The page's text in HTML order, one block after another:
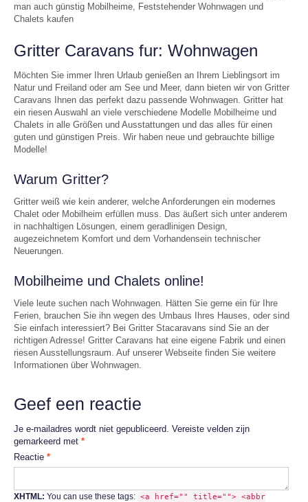
man auch günstig Mobilheime, Feststehender Wohnwagen und
Chalets kaufen
Gritter Caravans fur: Wohnwagen
Möchten Sie immer Ihren Urlaub genießen an Ihrem Lieblingsort im
Natur und Freiland oder am See und Meer, dann bieten wir von Gritter
Caravans Ihnen das perfekt dazu passende Wohnwagen. Gritter hat
ein riesen Auswahl an viele verschiedene Modelle Mobilheime und
Chalets in alle Größen und Ausstattungen und das alles für einen
guten und günstigen Preis. Wir haben neue und gebrauchte billige
Modelle!
Warum Gritter?
Gritter weiß wie kein anderer, welche Anforderungen ein modernes
Chalet oder Mobilheim erfüllen muss. Das äußert sich unter anderem
in nachhaltigen Lösungen, einem geradlinigen Design,
augezeichnetem Komfort und dem Vorhandensein technischer
Neuerungen.
Mobilheime und Chalets online!
Viele leute suchen nach Wohnwagen. Hätten Sie gerne ein für Ihre
Ferien, brauchen Sie ihn wegen des Umbaus Ihres Hauses, oder sind
Sie einfach interessiert? Bei Gritter Stacaravans sind Sie an der
richtigen Adresse! Gritter Caravans hat eine eigene Fabrik und einen
riesen Ausstellungsraum. Auf unserer Webseite finden Sie weitere
Informationen über Wohnwagen.
Geef een reactie
Je e-mailadres wordt niet gepubliceerd. Vereiste velden zijn
gemarkeerd met *
Reactie *
XHTML: You can use these tags: <a href="" title=""> <abbr